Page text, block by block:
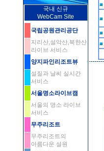
국내 신규
WebCam Site
국립공원관리공단
지리산,설악산,북한산
라이브 서비스
양지파인리조트뷰
설질과 날씨 실시간
서비스
서울명소라이브캠
서울의 명소 라이브
서비스
무주리조트
무주리조트의
아름다운 설원